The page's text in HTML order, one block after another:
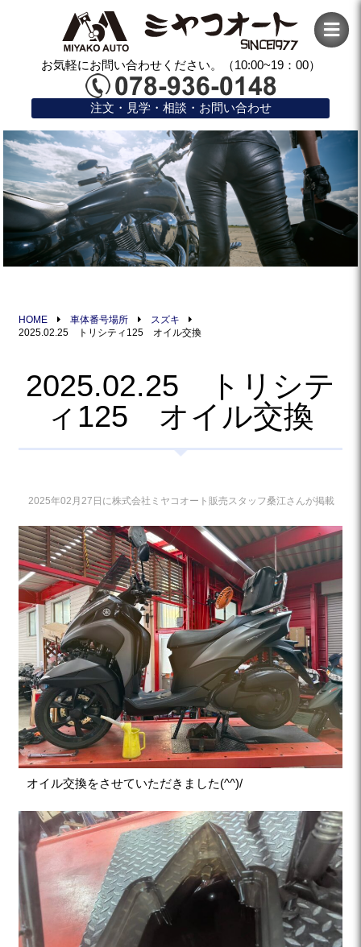
お気軽にお問い合わせください。（10:00~19：00）
注文・見学・相談・お問い合わせ
HOME 車体番号場所
スズキ
2025.02.25 トリシティ125 オイル交換
2025.02.25 トリシテ
ィ125 オイル交換
2025年02月27日に株式会社ミヤコオート販売スタッフ桑江さんが掲載
オイル交換をさせていただきました(^^)/